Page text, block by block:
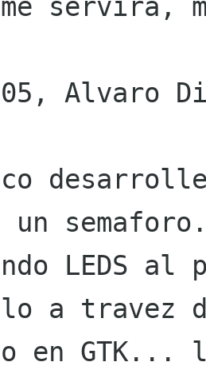
servirá,
Alvaro
un
LEDS
a travez
en GTK...